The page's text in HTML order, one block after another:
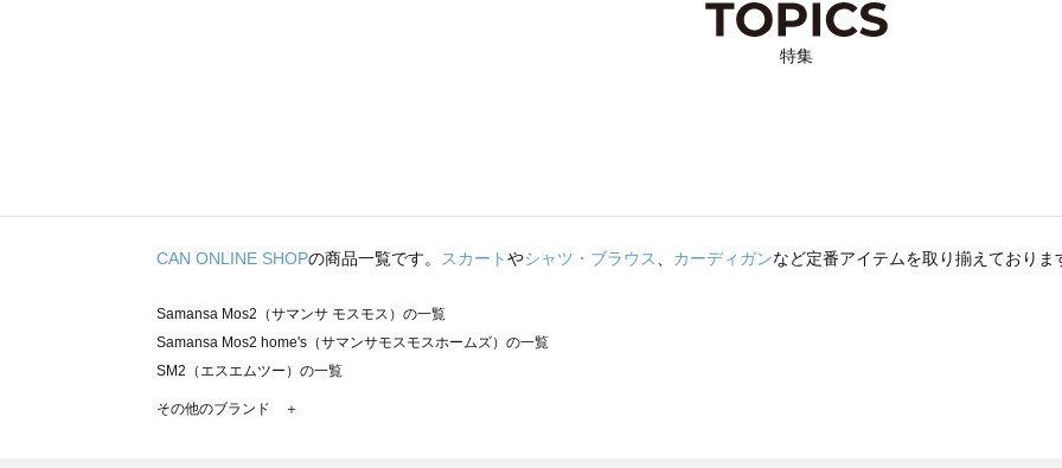
特集
CAN ONLINE SHOPの商品一覧です。 スカートやシャツ・ブラウス カーディガンなど定番アイテムを取り揃えておりま
Samansa Mos2（サマンサ モスモス）の一覧
Samansa Mos2 home's（サマンサモスモスホームズ）の一覧
SM2（エスエムツー）の一覧
TSUHARU by Samansa Mos2（ツハルバイサマンサモスモス）の一覧
その他のブランド ＋